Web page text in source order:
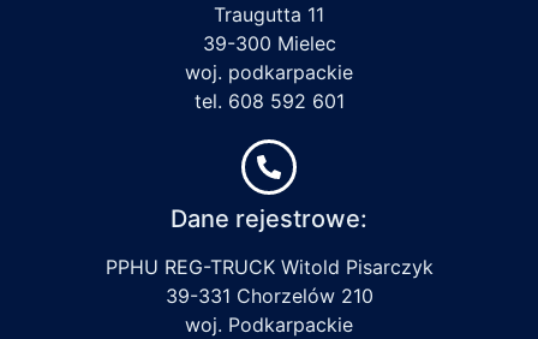
Traugutta 11
39-300 Mielec
woj. podkarpackie
tel. 608 592 601
Dane rejestrowe:
PPHU REG-TRUCK Witold Pisarczyk
39-331 Chorzelów 210
woj. Podkarpackie